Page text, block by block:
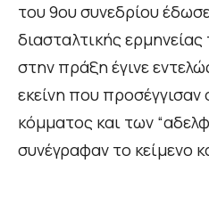
του 9ου συνεδρίου
διασταλτικής
στην πράξη έγινε
εκείνη που προσέγγισαν
κόμματος και των
συνέγραφαν το κείμενο